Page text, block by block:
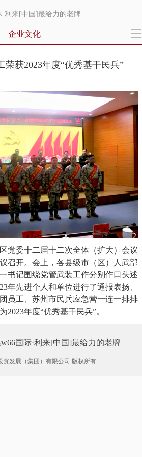
·利来[中国]最给力的老牌
企业文化
荣获2023年度“优秀基干民兵”
党委十二届十二次全体（扩大）会议
召开。会上，各县级市（区）人武部
书记围绕党管武装工作分别作口头述
年先进个人和单位进行了通报表扬、
员工、苏州市民兵应急营一连一排排
2023年度“优秀基干民兵”。
国际·利来[中国]最给力的老牌
资发展（集团）有限公司 版权所有